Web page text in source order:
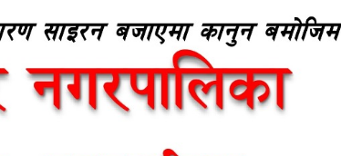
कर तथा शुल्कहरु
चन्द्रागिरि नगरपालिकाको अर्थ सम्बन्धी
प्रस्तावलाई कार्यान्वयन गर्न बनेको आर्थिक ऐन,
२०८२